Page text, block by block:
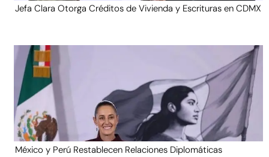
Jefa Clara Otorga Créditos de Vivienda y Escrituras en CDMX
México y Perú Restablecen Relaciones Diplomáticas